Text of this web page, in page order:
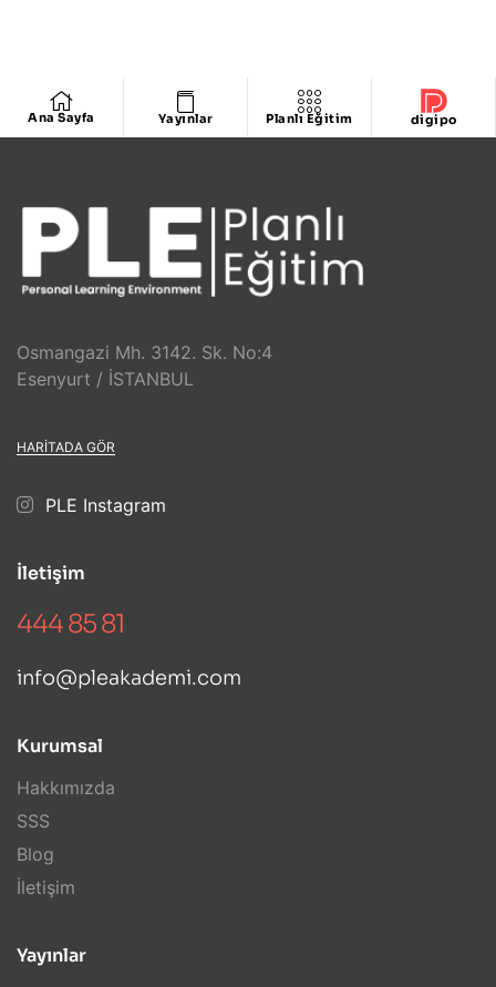
Ana Sayfa Yayınlar Planlı Eğitim digipo
Osmangazi Mh. 3142. Sk. No:4
Esenyurt / İSTANBUL
HARITADA GÖR
PLE Instagram
İletişim
444 85 81
info@pleakademi.com
Kurumsal
Hakkımızda
SSS
Blog
İletişim
Yayınlar